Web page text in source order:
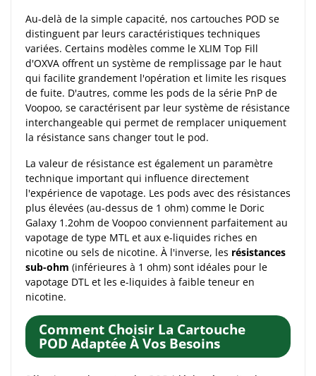
Au-delà de la simple capacité, nos cartouches POD se
distinguent par leurs caractéristiques techniques
variées. Certains modèles comme le XLIM Top Fill
d'OXVA offrent un système de remplissage par le haut
qui facilite grandement l'opération et limite les risques
de fuite. D'autres, comme les pods de la série PnP de
Voopoo, se caractérisent par leur système de résistance
interchangeable qui permet de remplacer uniquement
la résistance sans changer tout le pod.
La valeur de résistance est également un paramètre
technique important qui influence directement
l'expérience de vapotage. Les pods avec des résistances
plus élevées (au-dessus de 1 ohm) comme le Doric
Galaxy 1.2ohm de Voopoo conviennent parfaitement au
vapotage de type MTL et aux e-liquides riches en
nicotine ou sels de nicotine. À l'inverse, les résistances
sub-ohm (inférieures à 1 ohm) sont idéales pour le
vapotage DTL et les e-liquides à faible teneur en
nicotine.
Comment Choisir La Cartouche
POD Adaptée À Vos Besoins